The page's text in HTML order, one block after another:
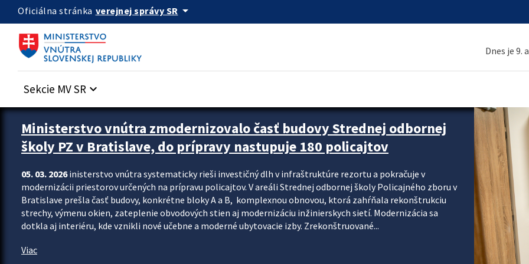
Preskocit na hlavný obsah
Oficiálna stránka verejnej správy SR arrow_drop_down
Dnes je 9.
Sekcie MV SR keyboard_arrow_down
Ministerstvo vnútra zmodernizovalo časť budovy Strednej odbornej
školy PZ v Bratislave, do prípravy nastupuje 180 policajtov
05. 03. 2026inisterstvo vnútra systematicky rieši investičný dlh v infraštruktúre rezortu a pokračuje v
modernizácii priestorov určených na prípravu policajtov. V areáli Strednej odbornej školy Policajného zboru v
Bratislave prešla časť budovy, konkrétne bloky A a B, komplexnou obnovou, ktorá zahŕňala rekonštrukciu
strechy, výmenu okien, zateplenie obvodových stien aj modernizáciu inžinierskych sietí. Modernizácia sa
dotkla aj interiéru, kde vznikli nové učebne a moderné ubytovacie izby. Zrekonštruované...
Viac